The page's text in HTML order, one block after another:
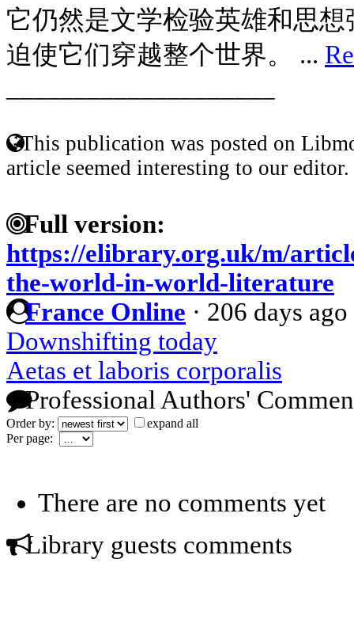
它仍然是文学检验英雄和思
迫使它们穿越整个世界。 ...
This publication was posted on
article seemed interesting to our editor.
Full version:
https://elibrary.org.uk/m/
the-world-in-world-literature
France Online · 206 days ago
Downshifting today
Aetas et laboris corporalis
Professional Authors'
Order by:
expand all
Per page:
There are no comments yet
Library guests comments